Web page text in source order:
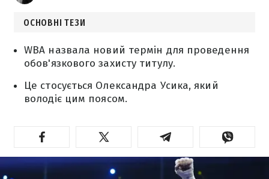
ОСНОВНІ ТЕЗИ
WBA назвала новий термін для проведення
обов'язкового захисту титулу.
Це стосується Олександра Усика, який
володіє цим поясом.